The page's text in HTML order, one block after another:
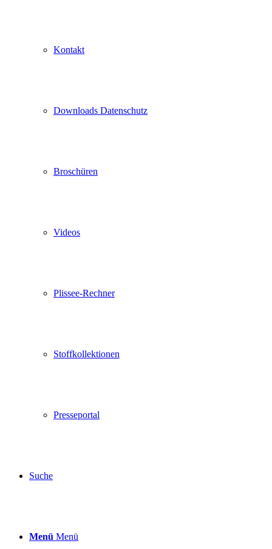
Kontakt
Downloads Datenschutz
Broschüren
Videos
Plissee-Rechner
Stoffkollektionen
Presseportal
Suche
Menü Menü